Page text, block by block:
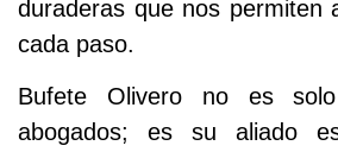
duraderas que nos permiten
cada paso.
Bufete Olivero no es
abogados; es su aliado